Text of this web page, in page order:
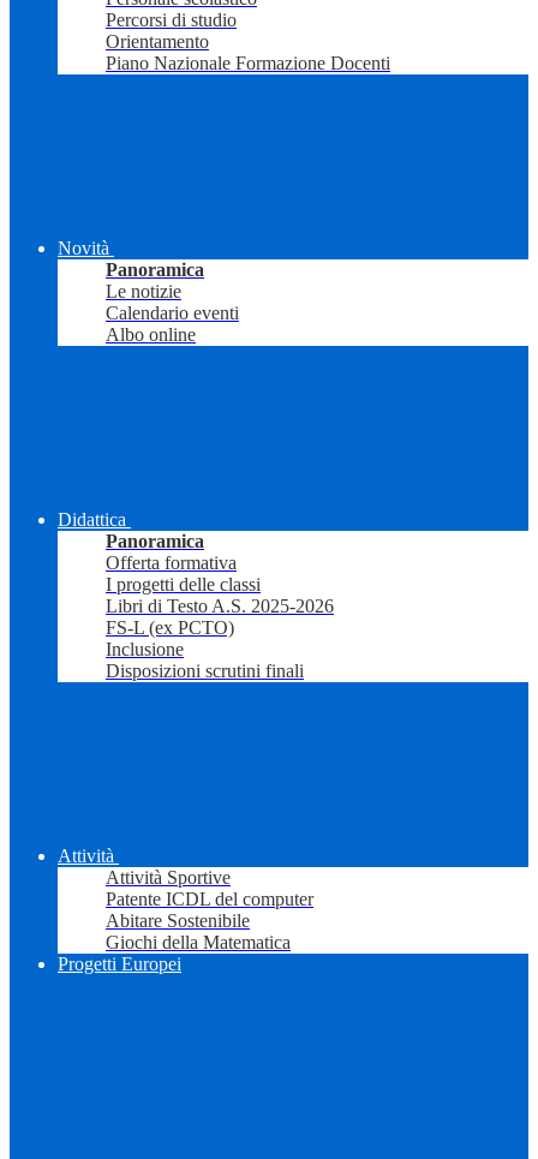
Percorsi di studio
Orientamento
Piano Nazionale Formazione Docenti
Novità
Panoramica
Le notizie
Calendario eventi
Albo online
Didattica
Panoramica
Offerta formativa
I progetti delle classi
Libri di Testo A.S. 2025-2026
FS-L (ex PCTO)
Inclusione
Disposizioni scrutini finali
Attività
Attività Sportive
Patente ICDL del computer
Abitare Sostenibile
Giochi della Matematica
Progetti Europei